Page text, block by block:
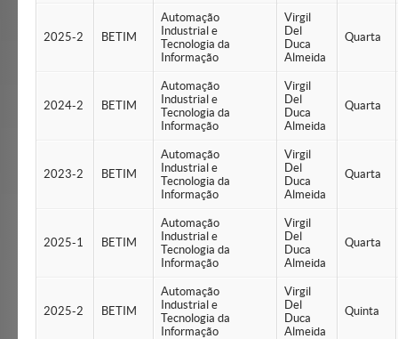
2025-2 BETIM
Automação
Industrial e
Tecnologia da
Informação
Virgil
Del
Duca
Almeida
Quarta
2024-2 BETIM
Automação
Industrial e
Tecnologia da
Informação
Virgil
Del
Duca
Almeida
Quarta
2023-2 BETIM
Automação
Industrial e
Tecnologia da
Informação
Virgil
Del
Duca
Almeida
Quarta
2025-1 BETIM
Automação
Industrial e
Tecnologia da
Informação
Virgil
Del
Duca
Almeida
Quarta
2025-2 BETIM
Automação
Industrial e
Tecnologia da
Informação
Virgil
Del
Duca
Almeida
Quinta